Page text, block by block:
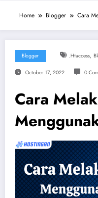
Home Blogger Cara
Blogger .htaccess,
October 17, 2022 0
Cara